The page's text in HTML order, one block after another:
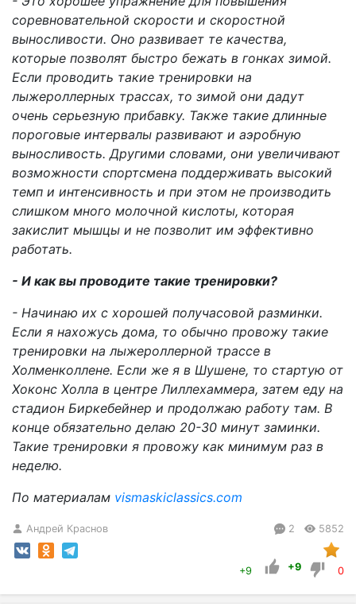
соревновательной скорости и скоростной
выносливости. Оно развивает те качества,
которые позволят быстро бежать в гонках зимой.
Если проводить такие тренировки на
лыжероллерных трассах, то зимой они дадут
очень серьезную прибавку. Также такие длинные
пороговые интервалы развивают и аэробную
выносливость. Другими словами, они увеличивают
возможности спортсмена поддерживать высокий
темп и интенсивность и при этом не производить
слишком много молочной кислоты, которая
закислит мышцы и не позволит им эффективно
работать.
- И как вы проводите такие тренировки?
- Начинаю их с хорошей получасовой разминки.
Если я нахожусь дома, то обычно провожу такие
тренировки на лыжероллерной трассе в
Холменколлене. Если же я в Шушене, то стартую от
Хоконс Холла в центре Лиллехаммера, затем еду на
стадион Биркебейнер и продолжаю работу там. В
конце обязательно делаю 20-30 минут заминки.
Такие тренировки я провожу как минимум раз в
неделю.
По материалам vismaskiclassics.com
Андрей Краснов 2 5852
+9 +9 0